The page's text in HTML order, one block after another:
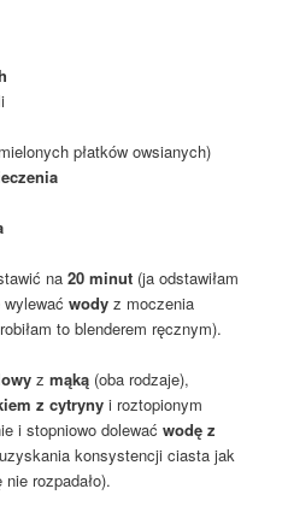
płatków owsianych)
na20 minut (ja odstawiłam
wylewaćwody z moczenia
to blenderem ręcznym).
zmąką (oba rodzaje),
z cytryny i roztopionym
i stopniowo dolewaćwodę z
konsystencji ciasta jak
rozpadało).